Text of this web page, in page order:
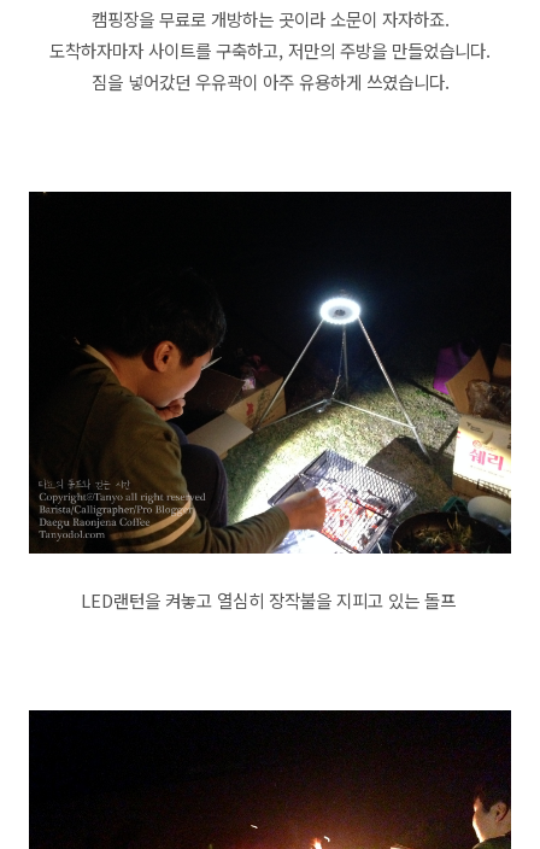
캠핑장을 무료로 개방하는 곳이라 소문이 자자하죠.
도착하자마자사이트를 구축하고, 저만의 주방을 만들었습니다.
짐을 넣어갔던 우유곽이 아주 유용하게 쓰였습니다.
LED랜턴을 켜놓고 열심히 장작불을 지피고 있는 돌프